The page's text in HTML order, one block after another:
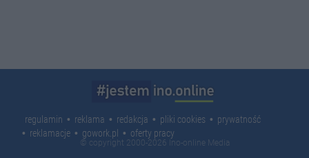
regulamin reklama redakcja pliki cookies
prywatność
reklamacje
gowork.pl oferty pracy
© copyright 2000-2026 Ino-online Media